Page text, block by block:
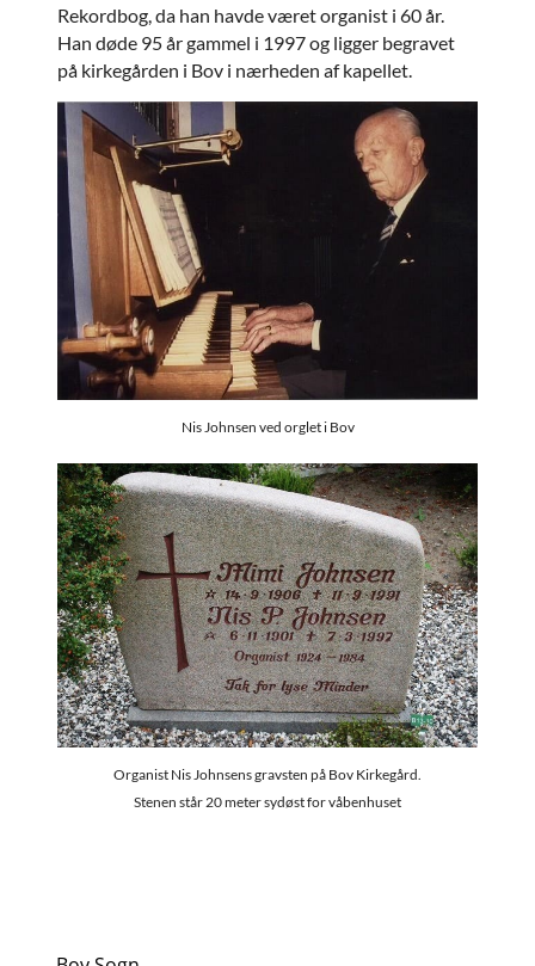
Rekordbog, da han havde været organist i 60 år.
Han døde 95 år gammel i 1997 og ligger begravet
på kirkegården i Bov i nærheden af kapellet.
Nis Johnsen ved orglet i Bov
Organist Nis Johnsens gravsten på Bov Kirkegård.
Stenen står 20 meter sydøst for våbenhuset